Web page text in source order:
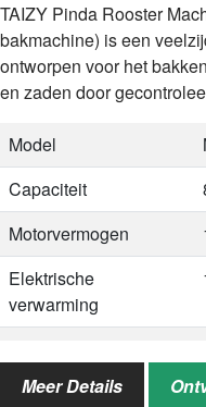
TAIZY Pinda Rooster
bakmachine) is een
ontworpen voor het
en zaden door
walnoten, amandelen,
Model
Capaciteit
Motorvermogen
Elektrische
verwarming
Afmetingen
Meer Details